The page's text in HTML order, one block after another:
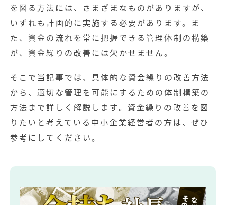
を図る方法には、さまざまなものがありますが、
いずれも計画的に実施する必要があります。ま
た、資金の流れを常に把握できる管理体制の構築
が、資金繰りの改善には欠かせません。
そこで当記事では、具体的な資金繰りの改善方法
から、適切な管理を可能にするための体制構築の
方法まで詳しく解説します。資金繰りの改善を図
りたいと考えている中小企業経営者の方は、ぜひ
参考にしてください。